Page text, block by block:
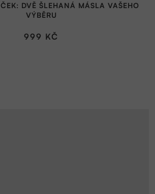
DVĚ ŠLEHANÁ MÁSLA VAŠEHO
VÝBĚRU
999 KČ